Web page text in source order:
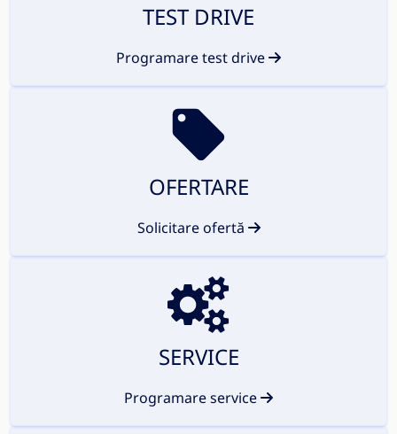
TEST DRIVE
Programare test drive
OFERTARE
Solicitare ofertă
SERVICE
Programare service